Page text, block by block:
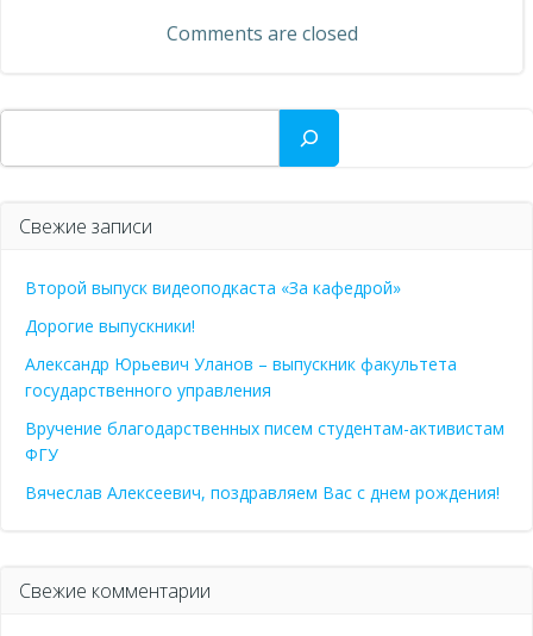
записямComments are closed
Поиск
Свежие записи
Второй выпуск видеоподкаста «За кафедрой»
Дорогие выпускники!
Александр Юрьевич Уланов – выпускник факультета
государственного управления
Вручение благодарственных писем студентам-активистам
ФГУ
Вячеслав Алексеевич, поздравляем Вас с днем рождения!
Свежие комментарии